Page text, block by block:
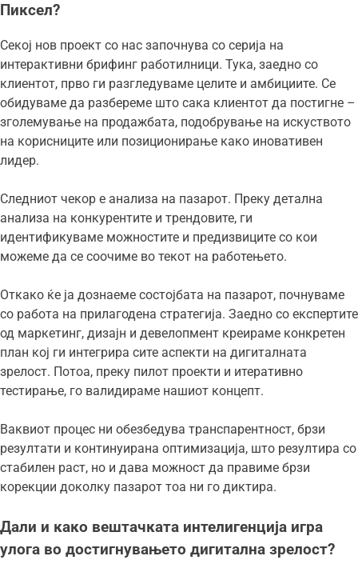
Пиксел?
Секој нов проект со нас започнува со серија на
интерактивни брифинг работилници. Тука, заедно со
клиентот, прво ги разгледуваме целите и амбициите. Се
обидуваме да разбереме што сака клиентот да постигне –
зголемување на продажбата, подобрување на искуството
на корисниците или позиционирање како иновативен
лидер.
Следниот чекор е анализа на пазарот. Преку детална
анализа на конкурентите и трендовите, ги
идентификуваме можностите и предизвиците со кои
можеме да се соочиме во текот на работењето.
Откако ќе ја дознаеме состојбата на пазарот, почнуваме
со работа на прилагодена стратегија. Заедно со експертите
од маркетинг, дизајн и девелопмент креираме конкретен
план кој ги интегрира сите аспекти на дигиталната
зрелост. Потоа, преку пилот проекти и итеративно
тестирање, го валидираме нашиот концепт.
Ваквиот процес ни обезбедува транспарентност, брзи
резултати и континуирана оптимизација, што резултира со
стабилен раст, но и дава можност да правиме брзи
корекции доколку пазарот тоа ни го диктира.
Дали и како вештачката интелигенција игра
улога во достигнувањето дигитална зрелост?